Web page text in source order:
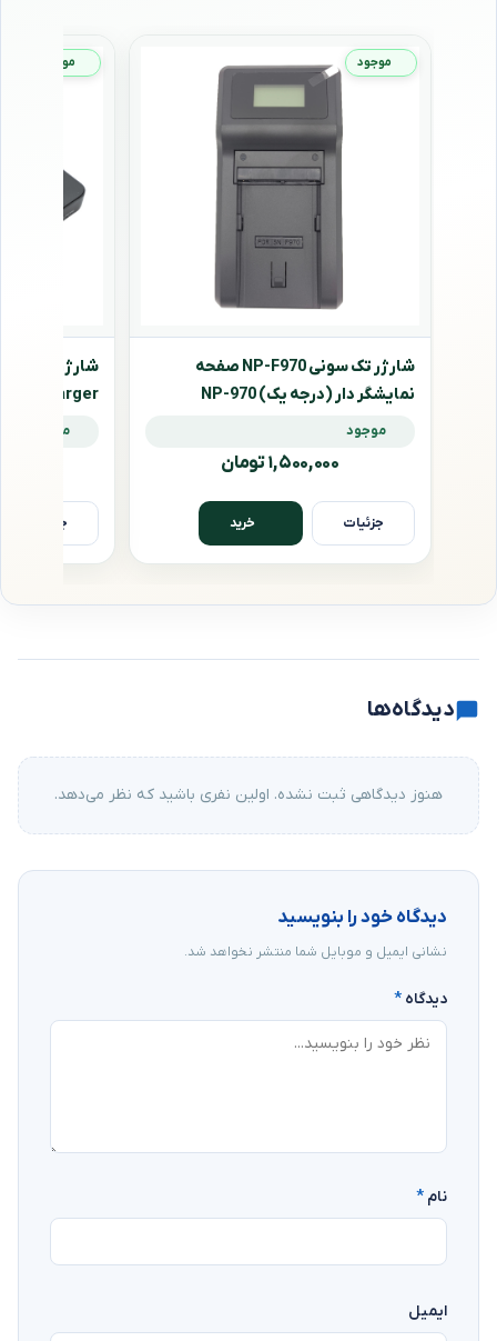
موجود
شارژر تک سونی NP-F970 صفحه
نمایشگر دار (درجه یک) NP-970
CHARGER
موجود
۱,۵۰۰,۰۰۰ تومان
جزئیات خرید
موجود
شارژر و باتری
Charger
and Battery
موجود
جزئیات
دیدگاه‌ها
هنوز دیدگاهی ثبت نشده. اولین نفری باشید که نظر می‌دهد.
دیدگاه خود را بنویسید
نشانی ایمیل و موبایل شما منتشر نخواهد شد.
دیدگاه *
نام *
ایمیل